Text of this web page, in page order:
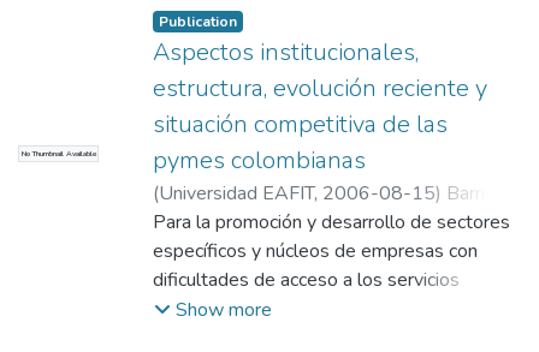
No Thumbnail Available
Publication
Aspectos institucionales,
estructura, evolución reciente y
situación competitiva de las
pymes colombianas
(Universidad EAFIT, 2006-08-15) Barriga
Manrique, Enrique
Para la promoción y desarrollo de sectores
específicos y núcleos de empresas con
dificultades de acceso a los servicios
financieros se ha conformado un sistema de
Show more